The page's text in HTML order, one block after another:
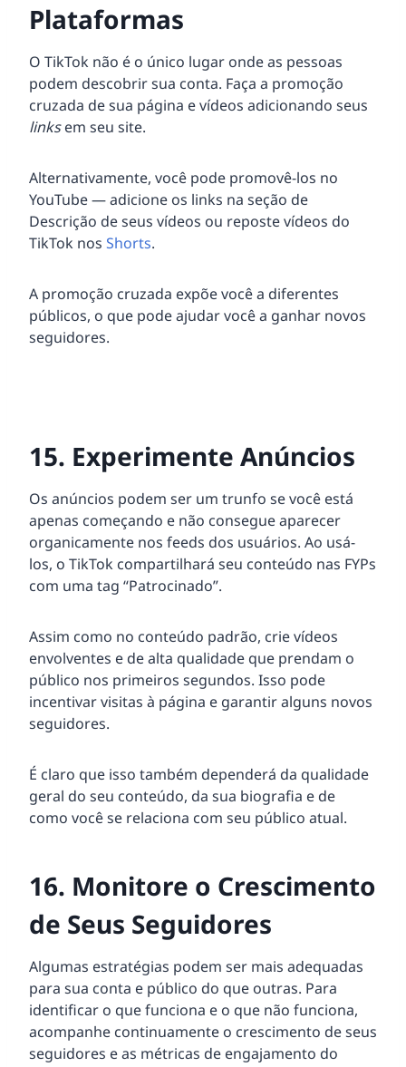
Plataformas
O TikTok não é o único lugar onde as pessoas
podem descobrir sua conta. Faça a promoção
cruzada de sua página e vídeos adicionando seus
linksem seu site.
Alternativamente, você pode promovê-los no
YouTube — adicione os links na seção de
Descrição de seus vídeos ou reposte vídeos do
TikTok nos Shorts.
A promoção cruzada expõe você a diferentes
públicos, o que pode ajudar você a ganhar novos
seguidores.
15. Experimente Anúncios
Os anúncios podem ser um trunfo se você está
apenas começando e não consegue aparecer
organicamente nos feeds dos usuários. Ao usá-
los, o TikTok compartilhará seu conteúdo nas FYPs
com uma tag “Patrocinado”.
Assim como no conteúdo padrão, crie vídeos
envolventes e de alta qualidade que prendam o
público nos primeiros segundos. Isso pode
incentivar visitas à página e garantir alguns novos
seguidores.
É claro que isso também dependerá da qualidade
geral do seu conteúdo, da sua biografia e de
como você se relaciona com seu público atual.
16. Monitore o Crescimento
de Seus Seguidores
Algumas estratégias podem ser mais adequadas
para sua conta e público do que outras. Para
identificar o que funciona e o que não funciona,
acompanhe continuamente o crescimento de seus
seguidores e as métricas de engajamento do